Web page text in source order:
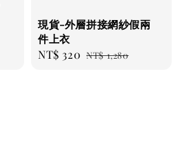
現貨-外層拼接網紗假兩
件上衣
Sale
NT$ 320 Regular
NT$ 1,280